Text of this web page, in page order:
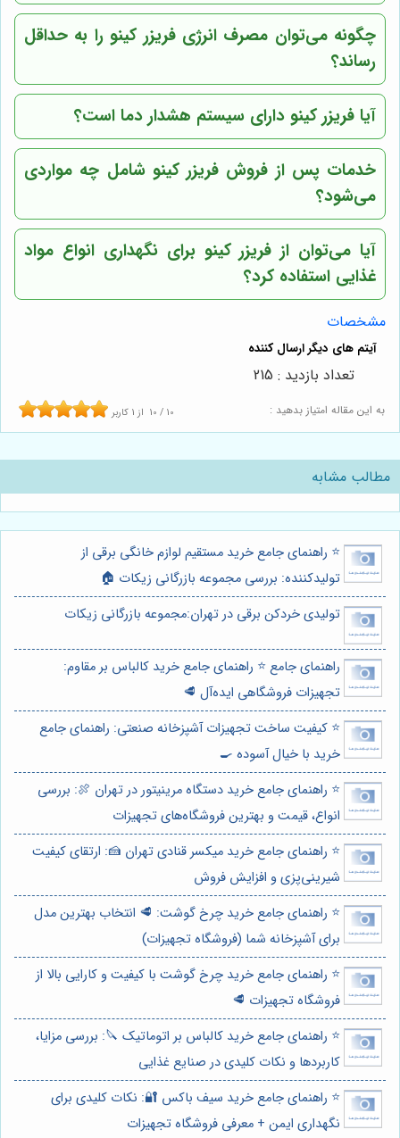
چگونه می‌توان مصرف انرژی فریزر کینو را به حداقل
رساند؟
آیا فریزر کینو دارای سیستم هشدار دما است؟
خدمات پس از فروش فریزر کینو شامل چه مواردی
می‌شود؟
آیا می‌توان از فریزر کینو برای نگهداری انواع مواد
غذایی استفاده کرد؟
مشخصات
به این مقاله امتیاز بدهید : 10 / 10 از 1 کاربر
تعداد بازدید : 215
مطالب مشابه
⭐️ راهنمای جامع خرید مستقیم لوازم خانگی برقی از
تولیدکننده: بررسی مجموعه بازرگانی زیکات 🏠
تولیدی خردکن برقی در تهران:مجموعه بازرگانی زیکات
راهنمای جامع ⭐️ راهنمای جامع خرید کالباس بر مقاوم:
تجهیزات فروشگاهی ایده‌آل 🥩
⭐️ کیفیت ساخت تجهیزات آشپزخانه صنعتی: راهنمای جامع
خرید با خیال آسوده 🍳
⭐️ راهنمای جامع خرید دستگاه مرینیتور در تهران 🍖: بررسی
انواع، قیمت و بهترین فروشگاه‌های تجهیزات
⭐️ راهنمای جامع خرید میکسر قنادی تهران 🍰: ارتقای کیفیت
شیرینی‌پزی و افزایش فروش
⭐️ راهنمای جامع خرید چرخ گوشت: 🥩 انتخاب بهترین مدل
برای آشپزخانه شما (فروشگاه تجهیزات)
⭐️ راهنمای جامع خرید چرخ گوشت با کیفیت و کارایی بالا از
فروشگاه تجهیزات 🥩
⭐️ راهنمای جامع خرید کالباس بر اتوماتیک 🔪: بررسی مزایا،
کاربردها و نکات کلیدی در صنایع غذایی
⭐️ راهنمای جامع خرید سیف باکس 🔐: نکات کلیدی برای
نگهداری ایمن + معرفی فروشگاه تجهیزات